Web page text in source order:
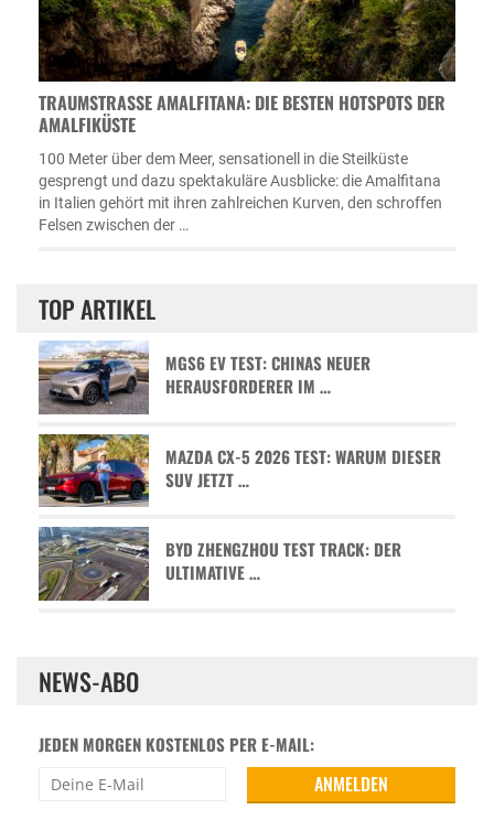
TRAUMSTRASSE AMALFITANA: DIE BESTEN HOTSPOTS DER A
MALFIKÜSTE
100 Meter über dem Meer, sensationell in die Steilküste
gesprengt und dazu spektakuläre Ausblicke: die Amalfitana
in Italien gehört mit ihren zahlreichen Kurven, den schroffen
Felsen zwischen der …
TOP ARTIKEL
MGS6 EV TEST: CHINAS NEUER
HERAUSFORDERER IM …
MAZDA CX-5 2026 TEST: WARUM DIESER
SUV JETZT …
BYD ZHENGZHOU TEST TRACK: DER
ULTIMATIVE …
NEWS-ABO
JEDEN MORGEN KOSTENLOS PER E-MAIL: